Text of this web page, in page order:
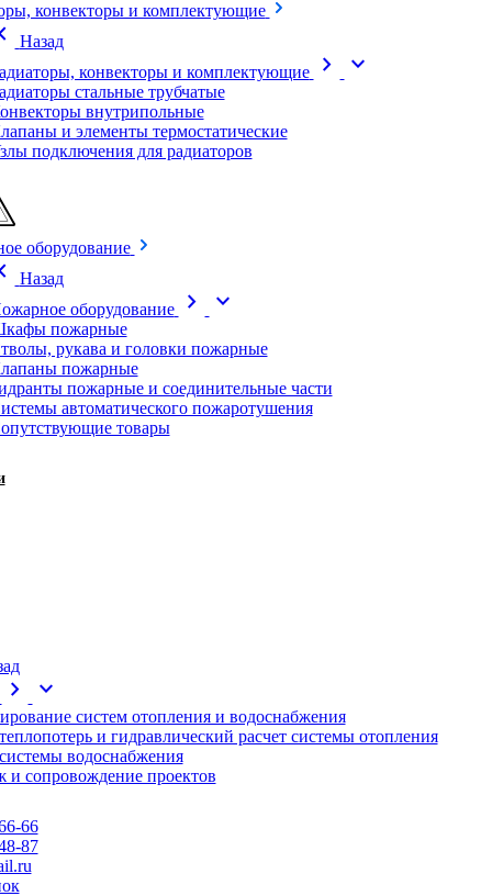
конвекторы и комплектующие
Назад
конвекторы и комплектующие
chevron_right expand_more
стальные трубчатые
внутрипольные
и элементы термостатические
подключения для радиаторов
оборудование
Назад
оборудование
chevron_right expand_more
пожарные
рукава и головки пожарные
пожарные
пожарные и соединительные части
автоматического пожаротушения
товары
chevron_right expand_more
систем отопления и водоснабжения
и гидравлический расчет системы отопления
водоснабжения
и сопровождение проектов
66
87